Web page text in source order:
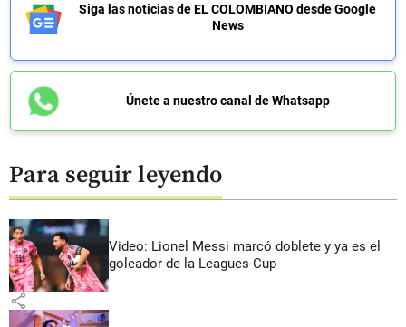
Siga las noticias de EL COLOMBIANO desde Google
News
Únete a nuestro canal de Whatsapp
Para seguir leyendo
Video: Lionel Messi marcó doblete y ya es el
goleador de la Leagues Cup
share